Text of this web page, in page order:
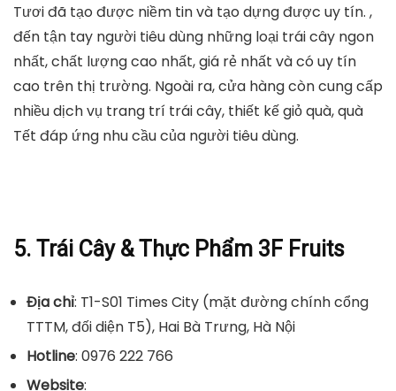
Tươi đã tạo được niềm tin và tạo dựng được uy tín. ,
đến tận tay người tiêu dùng những loại trái cây ngon
nhất, chất lượng cao nhất, giá rẻ nhất và có uy tín
cao trên thị trường. Ngoài ra, cửa hàng còn cung cấp
nhiều dịch vụ trang trí trái cây, thiết kế giỏ quà, quà
Tết đáp ứng nhu cầu của người tiêu dùng.
5. Trái Cây & Thực Phẩm 3F Fruits
Địa chỉ: T1-S01 Times City (mặt đường chính cổng
TTTM, đối diện T5), Hai Bà Trưng, Hà Nội
Hotline: 0976 222 766
Website: